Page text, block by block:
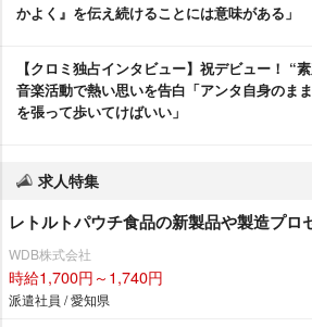
かよく』を伝え続けることには意味がある」
【クロミ独占インタビュー】祝デビュー！ “
音楽活動で熱い思いを告白「アンタ自身のま
を張って歩いてけばいい」
求人特集
レトルトパウチ食品の新製品や製造プロ
WDB株式会社
時給1,700円～1,740円
派遣社員 / 愛知県